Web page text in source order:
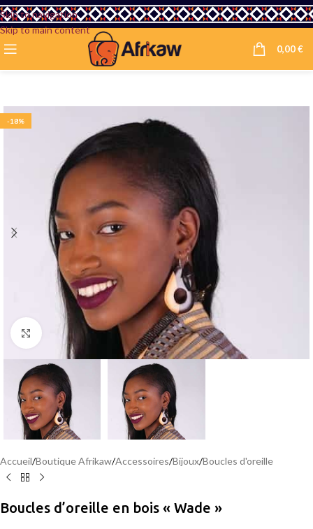
Skip to navigation
Skip to main content
0,00€
-18%
Agrandir
Accueil/Boutique Afrikaw/Accessoires/Bijoux/Boucles d'oreille
Boucles d’oreille en bois « Wade »